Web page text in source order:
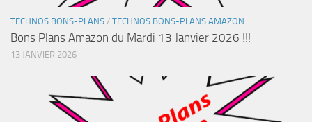
TECHNOS BONS-PLANS / TECHNOS BONS-PLANS AMAZON
Bons Plans Amazon du Mardi 13 Janvier 2026 !!!
13 JANVIER 2026